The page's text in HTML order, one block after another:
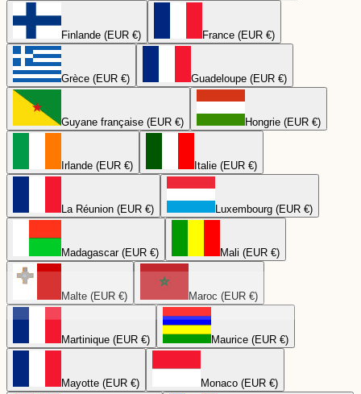
Finlande (EUR €) France (EUR €)
Grèce (EUR €) Guadeloupe (EUR €)
Guyane française (EUR €) Hongrie (EUR €)
Irlande (EUR €) Italie (EUR €)
La Réunion (EUR €) Luxembourg (EUR €)
Madagascar (EUR €) Mali (EUR €)
Malte (EUR €) Maroc (EUR €)
Martinique (EUR €) Maurice (EUR €)
Mayotte (EUR €) Monaco (EUR €)